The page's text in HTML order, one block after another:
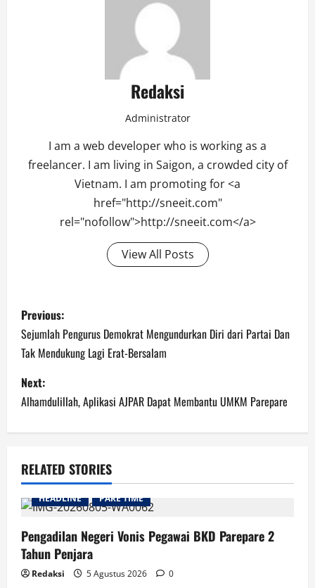
Redaksi
Administrator
I am a web developer who is working as a
freelancer. I am living in Saigon, a crowded city of
Vietnam. I am promoting for <a
href="http://sneeit.com"
rel="nofollow">http://sneeit.com</a>
View All Posts
Post
navigation
Previous:
Sejumlah Pengurus Demokrat Mengundurkan Diri dari Partai Dan
Tak Mendukung Lagi Erat-Bersalam
Next:
Alhamdulillah, Aplikasi AJPAR Dapat Membantu UMKM Parepare
RELATED STORIES
HEADLINE PARE TIME
Pengadilan Negeri Vonis Pegawai BKD Parepare 2
Tahun Penjara
Redaksi 5 Agustus 2026
0